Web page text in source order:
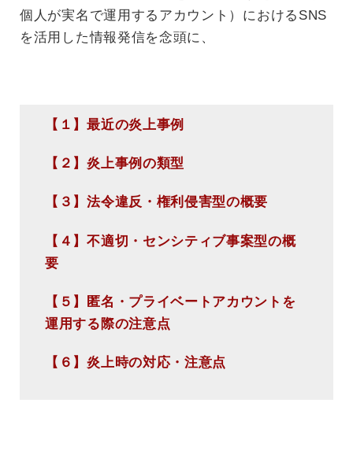
個人が実名で運用するアカウント）におけるSNS
を活用した情報発信を念頭に、
【１】最近の炎上事例
【２】炎上事例の類型
【３】法令違反・権利侵害型の概要
【４】不適切・センシティブ事案型の概
要
【５】匿名・プライベートアカウントを
運用する際の注意点
【６】炎上時の対応・注意点